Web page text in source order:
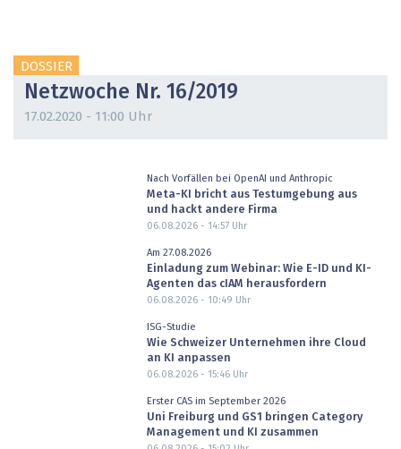
DOSSIER
Netzwoche Nr. 16/2019
17.02.2020 - 11:00 Uhr
Nach Vorfällen bei OpenAI und Anthropic
Meta-KI bricht aus Testumgebung aus
und hackt andere Firma
06.08.2026 - 14:57Uhr
Am 27.08.2026
Einladung zum Webinar: Wie E-ID und KI-
Agenten das cIAM herausfordern
06.08.2026 - 10:49 Uhr
ISG-Studie
Wie Schweizer Unternehmen ihre Cloud
an KI anpassen
06.08.2026 - 15:46Uhr
Erster CAS im September 2026
Uni Freiburg und GS1 bringen Category
Management und KI zusammen